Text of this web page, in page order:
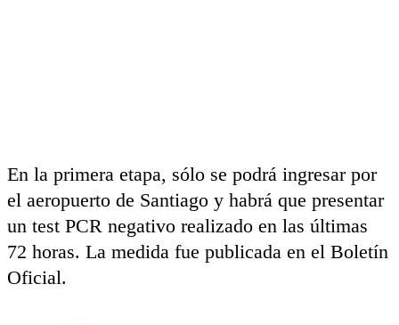
En la primera etapa, sólo se podrá ingresar por
el aeropuerto de Santiago y habrá que presentar
un test PCR negativo realizado en las últimas
72 horas. La medida fue publicada en el Boletín
Oficial.